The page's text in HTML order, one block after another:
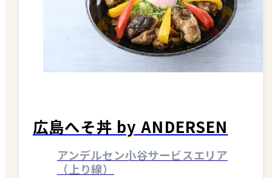
広島へそ丼 by ANDERSEN
アンデルセン小谷サービスエリア
（上り線）